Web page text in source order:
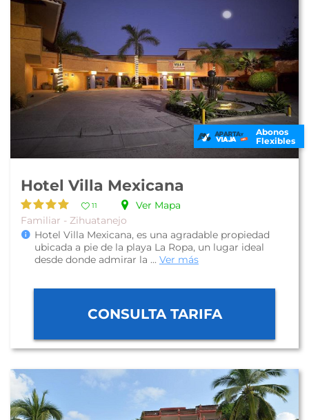
Abonos
Flexibles
Hotel Villa Mexicana
11
Ver Mapa
Familiar - Zihuatanejo
Hotel Villa Mexicana, es una agradable propiedad
ubicada a pie de la playa La Ropa, un lugar ideal
desde donde admirar la ... Ver más
CONSULTA TARIFA